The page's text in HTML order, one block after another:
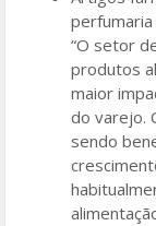
“O setor
produtos
maior
do varejo.
sendo